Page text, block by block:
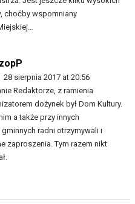
choćby wspomniany
28 sierpnia 2017 at 20:56
Redaktorze, z ramienia
dożynek był Dom Kultury.
a także przy innych
radni otrzymywali i
zaproszenia. Tym razem nikt